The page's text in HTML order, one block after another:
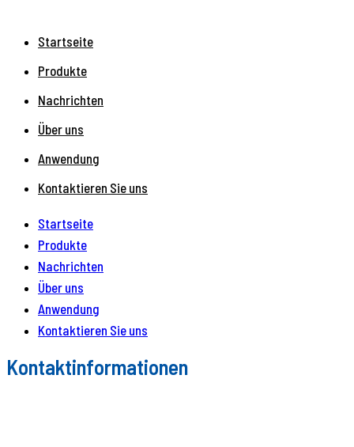
Startseite
Produkte
Nachrichten
Über uns
Anwendung
Kontaktieren Sie uns
Startseite
Produkte
Nachrichten
Über uns
Anwendung
Kontaktieren Sie uns
Kontaktinformationen